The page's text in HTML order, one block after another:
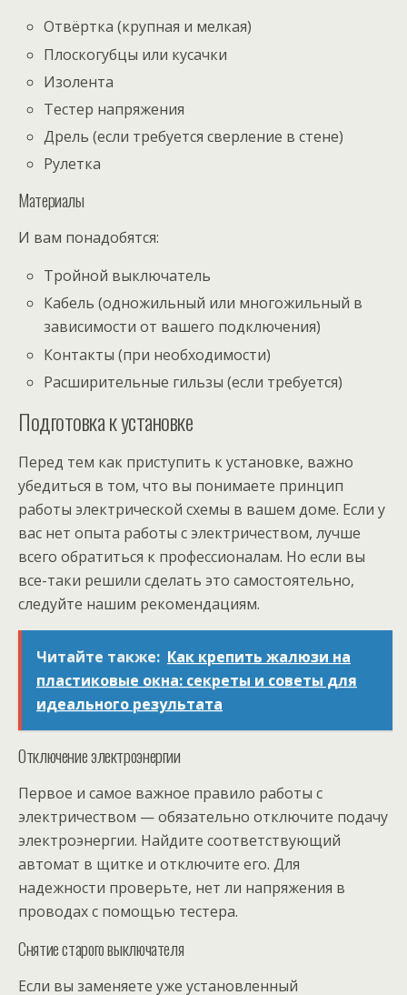
Отвёртка (крупная и мелкая)
Плоскогубцы или кусачки
Изолента
Тестер напряжения
Дрель (если требуется сверление в стене)
Рулетка
Материалы
И вам понадобятся:
Тройной выключатель
Кабель (одножильный или многожильный в
зависимости от вашего подключения)
Контакты (при необходимости)
Расширительные гильзы (если требуется)
Подготовка к установке
Перед тем как приступить к установке, важно
убедиться в том, что вы понимаете принцип
работы электрической схемы в вашем доме. Если у
вас нет опыта работы с электричеством, лучше
всего обратиться к профессионалам. Но если вы
все-таки решили сделать это самостоятельно,
следуйте нашим рекомендациям.
Читайте также: Как крепить жалюзи на
пластиковые окна: секреты и советы для
идеального результата
Отключение электроэнергии
Первое и самое важное правило работы с
электричеством — обязательно отключите подачу
электроэнергии. Найдите соответствующий
автомат в щитке и отключите его. Для
надежности проверьте, нет ли напряжения в
проводах с помощью тестера.
Снятие старого выключателя
Если вы заменяете уже установленный